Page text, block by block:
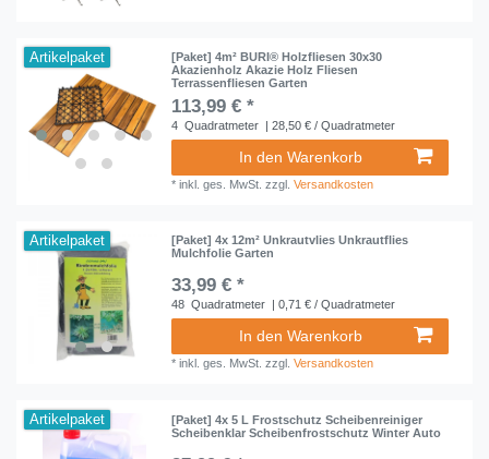
Artikelpaket
[Paket] 4m² BURI® Holzfliesen 30x30
Akazienholz Akazie Holz Fliesen
Terrassenfliesen Garten
113,99 € *
4 Quadratmeter | 28,50 € / Quadratmeter
In den Warenkorb
*inkl. ges. MwSt. zzgl.Versandkosten
Artikelpaket
[Paket] 4x 12m² Unkrautvlies Unkrautflies
Mulchfolie Garten
33,99 € *
48 Quadratmeter | 0,71 € / Quadratmeter
In den Warenkorb
*inkl. ges. MwSt. zzgl.Versandkosten
Artikelpaket
[Paket] 4x 5 L Frostschutz Scheibenreiniger
Scheibenklar Scheibenfrostschutz Winter Auto